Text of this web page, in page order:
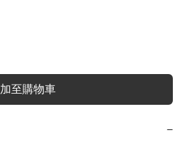
加至購物車
−